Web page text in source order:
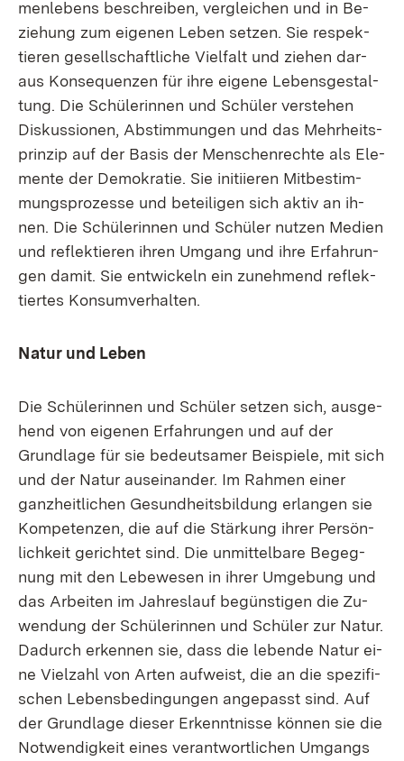
men­le­bens be­schrei­ben, ver­glei­chen und in Be­
zie­hung zum ei­ge­nen Le­ben set­zen. Sie re­spek­
tie­ren ge­sell­schaft­li­che Viel­falt und zie­hen dar­
aus Kon­se­quen­zen für ih­re ei­ge­ne Le­bens­ge­stal­
tung. Die Schü­le­rin­nen und Schü­ler ver­ste­hen
Dis­kus­sio­nen, Ab­stim­mun­gen und das Mehr­heits­
prin­zip auf der Ba­sis der Men­schen­rech­te als Ele­
men­te der De­mo­kra­tie. Sie in­iti­ie­ren Mit­be­stim­
mungs­pro­zes­se und be­tei­li­gen sich ak­tiv an ih­
nen. Die Schü­le­rin­nen und Schü­ler nut­zen Me­di­en
und re­flek­tie­ren ih­ren Um­gang und ih­re Er­fah­run­
gen da­mit. Sie ent­wi­ckeln ein zu­neh­mend re­flek­
tier­tes Kon­sum­ver­hal­ten.
Na­tur und Le­ben
Die Schü­le­rin­nen und Schü­ler set­zen sich, aus­ge­
hend von ei­ge­nen Er­fah­run­gen und auf der
Grund­la­ge für sie be­deut­sa­mer Bei­spie­le, mit sich
und der Na­tur aus­ein­an­der. Im Rah­men ei­ner
ganz­heit­li­chen Ge­sund­heits­bil­dung er­lan­gen sie
Kom­pe­ten­zen, die auf die Stär­kung ih­rer Per­sön­
lich­keit ge­rich­tet sind. Die un­mit­tel­ba­re Be­geg­
nung mit den Le­be­we­sen in ih­rer Um­ge­bung und
das Ar­bei­ten im Jah­res­lauf be­güns­ti­gen die Zu­
wen­dung der Schü­le­rin­nen und Schü­ler zur Na­tur.
Da­durch er­ken­nen sie, dass die le­ben­de Na­tur ei­
ne Viel­zahl von Ar­ten auf­weist, die an die spe­zi­fi­
schen Le­bens­be­din­gun­gen an­ge­passt sind. Auf
der Grund­la­ge die­ser Er­kennt­nis­se kön­nen sie die
Not­wen­dig­keit ei­nes ver­ant­wort­li­chen Um­gangs